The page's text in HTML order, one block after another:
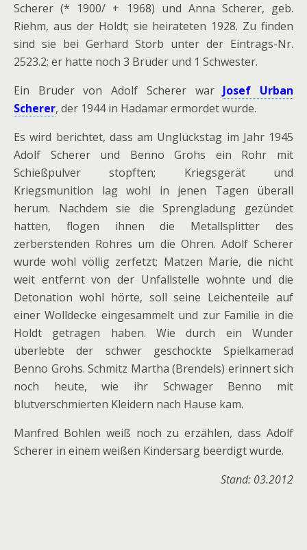
Scherer (* 1900/ + 1968) und Anna Scherer, geb.
Riehm, aus der Holdt; sie heirateten 1928. Zu finden
sind sie bei Gerhard Storb unter der Eintrags-Nr.
2523.2; er hatte noch 3 Brüder und 1 Schwester.
Ein Bruder von Adolf Scherer war Josef Urban
Scherer, der 1944 in Hadamar ermordet wurde.
Es wird berichtet, dass am Unglückstag im Jahr 1945
Adolf Scherer und Benno Grohs ein Rohr mit
Schießpulver stopften; Kriegsgerät und
Kriegsmunition lag wohl in jenen Tagen überall
herum. Nachdem sie die Sprengladung gezündet
hatten, flogen ihnen die Metallsplitter des
zerberstenden Rohres um die Ohren. Adolf Scherer
wurde wohl völlig zerfetzt; Matzen Marie, die nicht
weit entfernt von der Unfallstelle wohnte und die
Detonation wohl hörte, soll seine Leichenteile auf
einer Wolldecke eingesammelt und zur Familie in die
Holdt getragen haben. Wie durch ein Wunder
überlebte der schwer geschockte Spielkamerad
Benno Grohs. Schmitz Martha (Brendels) erinnert sich
noch heute, wie ihr Schwager Benno mit
blutverschmierten Kleidern nach Hause kam.
Manfred Bohlen weiß noch zu erzählen, dass Adolf
Scherer in einem weißen Kindersarg beerdigt wurde.
Stand: 03.2012